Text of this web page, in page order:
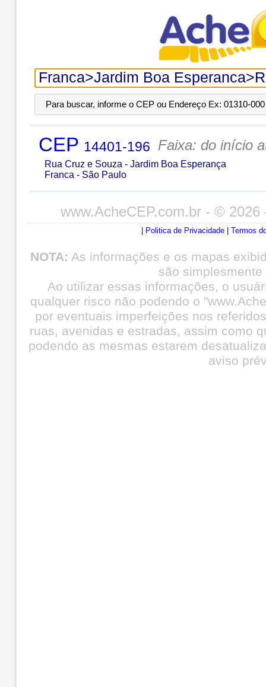
Para buscar, informe o CEP ou Endereço Ex: 01310-
CEP 14401-196 Faixa: do início
Rua Cruz e Souza - Jardim Boa Esperança
Franca - São Paulo
www.AcheCEP.com.br- © 2026
Politica de Privacidade Termos
NOTA: As informações e os mapas
são
Ao utilizar essas informações, o
qualquer risco não podendo o
por eventuais imperfeições nos
ruas, avenidas e estradas, assim como
podendo as mesmas estarem
aviso